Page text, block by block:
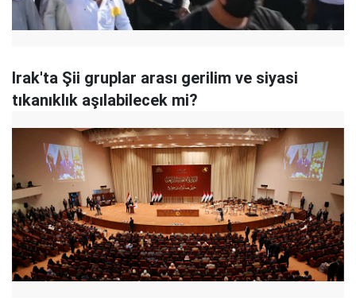
Irak'ta Şii gruplar arası gerilim ve siyasi
tıkanıklık aşılabilecek mi?